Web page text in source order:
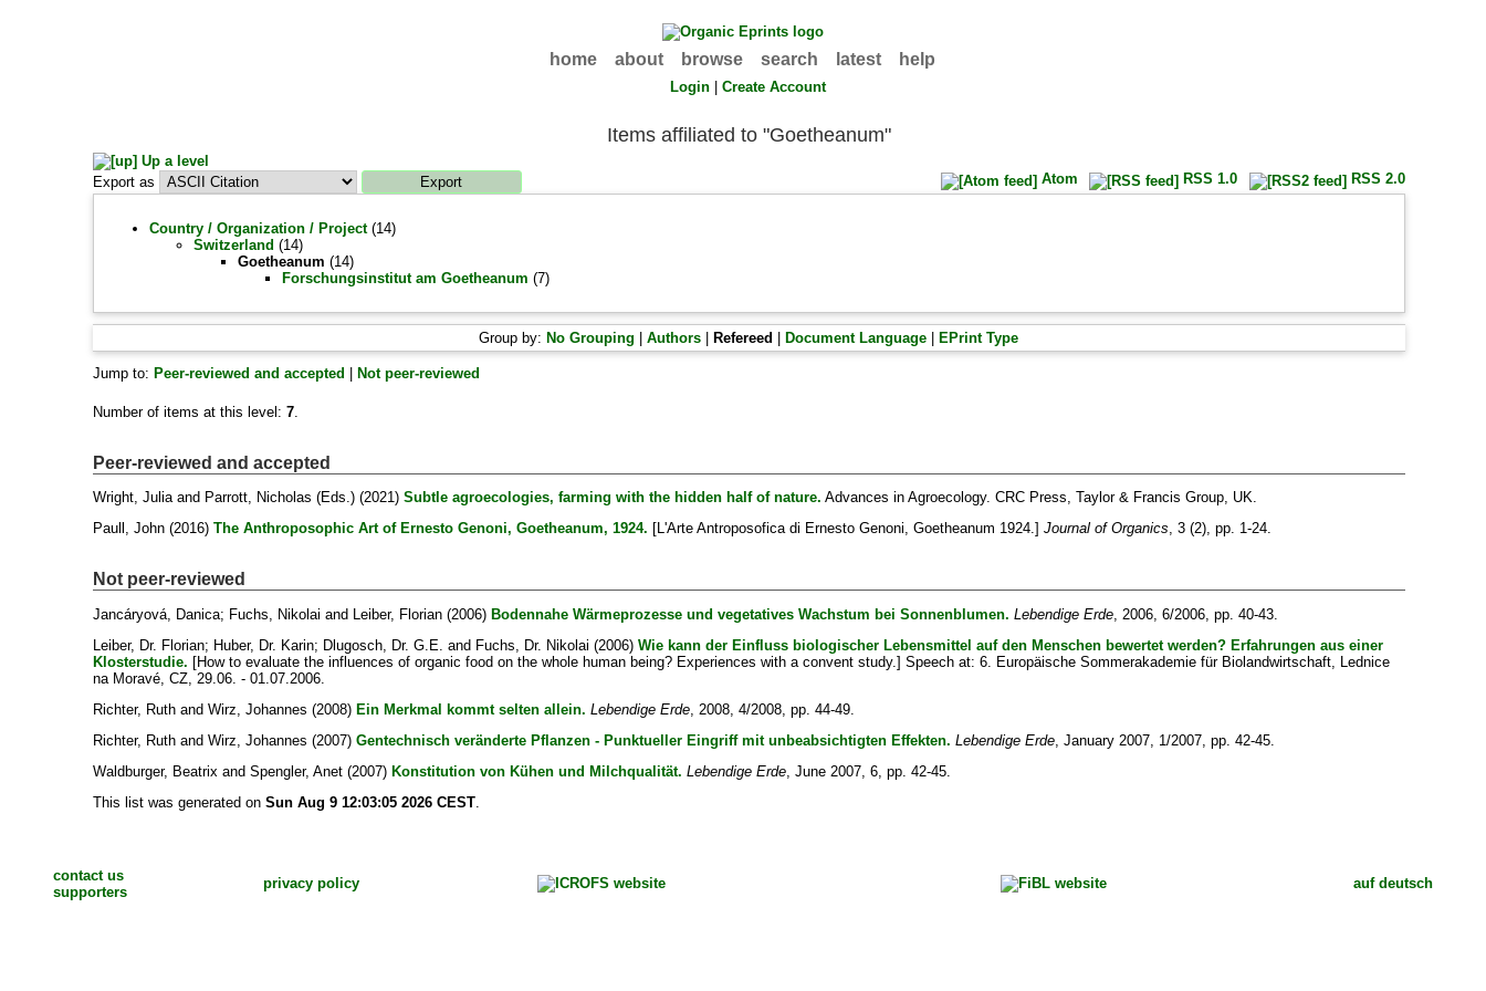
home about browse search latest help
Login |Create Account
Items affiliated to "Goetheanum"
Up a level
Export as
Atom RSS 1.0 RSS 2.0
Country / Organization / Project(14)
Switzerland (14)
Goetheanum (14)
Forschungsinstitut am Goetheanum (7)
Group by: No Grouping |Authors Refereed Document Language EPrint Type
Jump to: Peer-reviewed and accepted Not peer-reviewed
Number of items at this level: 7.
Peer-reviewed and accepted
Wright, Juliaand Parrott, Nicholas (Eds.) (2021) Subtle agroecologies, farming with the hidden half of nature. Advances in Agroecology. CRC Press, Taylor & Francis Group, UK.
Paull, John(2016) The Anthroposophic Art of Ernesto Genoni, Goetheanum, 1924. [L'Arte Antroposofica di Ernesto Genoni, Goetheanum 1924.] Journal of Organics, 3 (2), pp. 1-24.
Not peer-reviewed
Jancáryová, Danica; Fuchs, Nikolai and Leiber, Florian(2006) Bodennahe Wärmeprozesse und vegetatives Wachstum bei Sonnenblumen. Lebendige Erde, 2006, 6/2006, pp. 40-43.
Leiber, Dr. Florian; Huber, Dr. Karin; Dlugosch, Dr. G.E. and Fuchs, Dr. Nikolai (2006) Wie kann der Einfluss biologischer Lebensmittel auf den Menschen bewertet werden? Erfahrungen aus einer
Klosterstudie. [How to evaluate the influences of organic food on the whole human being? Experiences with a convent study.] Speech at: 6. Europäische Sommerakademie für Biolandwirtschaft, Lednice
na Moravé, CZ, 29.06. - 01.07.2006.
Richter, Ruthand Wirz, Johannes (2008) Ein Merkmal kommt selten allein. Lebendige Erde, 2008, 4/2008, pp. 44-49.
Richter, Ruthand Wirz, Johannes (2007) Gentechnisch veränderte Pflanzen - Punktueller Eingriff mit unbeabsichtigten Effekten. Lebendige Erde, January 2007, 1/2007, pp. 42-45.
Waldburger, Beatrix and Spengler, Anet(2007) Konstitution von Kühen und Milchqualität. Lebendige Erde, June 2007, 6, pp. 42-45.
This list was generated on Sun Aug 9 12:03:05 2026 CEST.
contact us
supporters
privacy policy auf deutsch